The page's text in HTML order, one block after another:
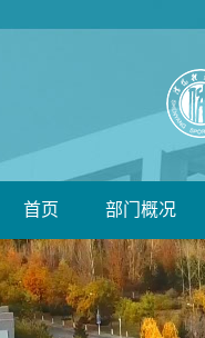
首页 部门概况